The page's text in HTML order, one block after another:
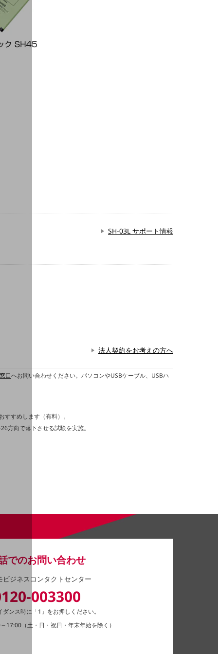
SH-03L サポート情報
法人契約をお考えの方へ
口へお問い合わせください。パソコンやUSBケーブル、USBハ
すめします（有料）。
方向で落下させる試験を実施。
でのお問い合わせ
ビジネスコンタクトセンター
003300
ンス時に「1」をお押しください。
17:00（土・日・祝日・年末年始を除く）